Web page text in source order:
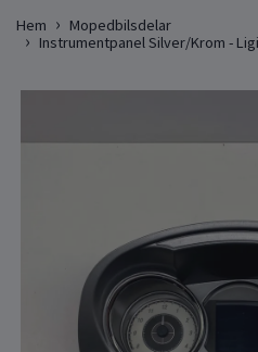
Hem
Mopedbilsdelar
Instrumentpanel Silver/Krom -